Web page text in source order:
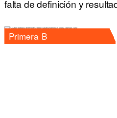
falta de definición y
Primera B